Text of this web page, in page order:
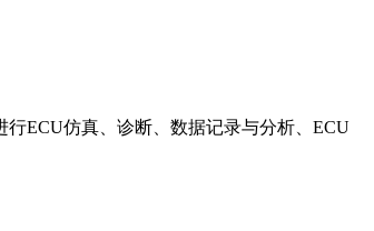
行ECU仿真、诊断、数据记录与分析、ECU